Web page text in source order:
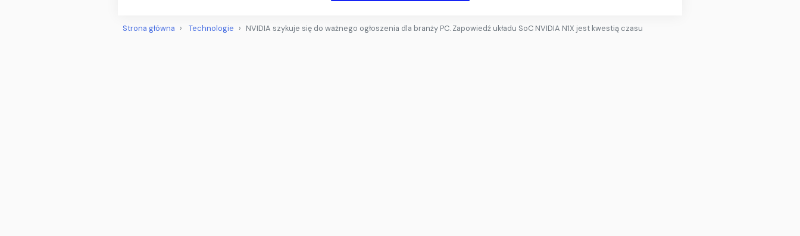
Strona główna Technologie NVIDIA szykuje się do ważnego ogłoszenia dla branży PC. Zapowiedź układu SoC NVIDIA N1X jest kwestią czasu